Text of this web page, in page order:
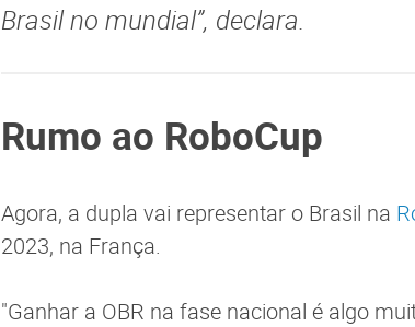
Brasil no mundial”, declara.
Rumo ao RoboCup
Agora, a dupla vai representar o Brasil na
2023, na França.
"Ganhar a OBR na fase nacional é algo